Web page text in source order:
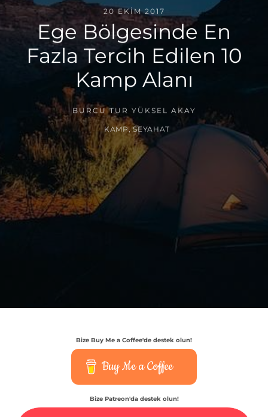
20 EKIM 2017
Ege Bölgesinde En
Fazla Tercih Edilen 10
Kamp Alanı
BURCU TUR YÜKSEL AKAY
KAMP,SEYAHAT
Bize Buy Me a Coffee'de destek olun!
Buy Me a Coffee
Bize Patreon'da destek olun!